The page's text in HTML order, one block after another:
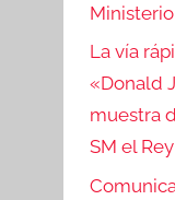
La vía
«Donald
muestra
SM el